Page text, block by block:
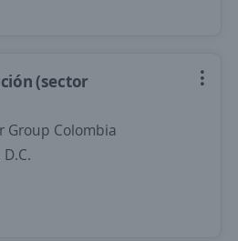
(sector
Group Colombia